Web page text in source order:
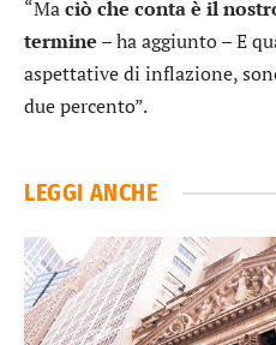
“Maciò che conta è il
termine – ha aggiunto – E
aspettative di inflazione,
due percento”.
LEGGI ANCHE